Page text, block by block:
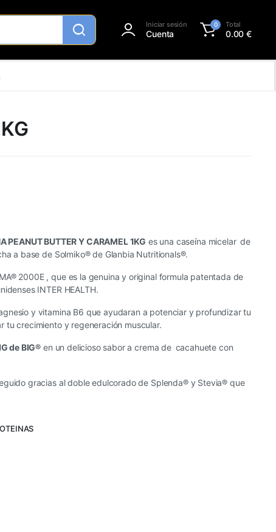
Iniciar sesión
Cuenta
0 Total
0.00€
PEANUT BUTTER Y CARAMEL 1KG es una caseína micelar de
a base de Solmiko® de Glanbia Nutritionals®.
2000E , que es la genuina y original formula patentada de
INTER HEALTH.
y vitamina B6 que ayudaran a potenciar y profundizar tu
tu crecimiento y regeneración muscular.
de BIG® en un delicioso sabor a crema de cacahuete con
gracias al doble edulcorado de Splenda® y Stevia® que